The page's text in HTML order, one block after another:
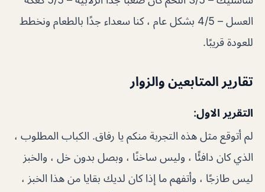
العسل – 4/5 بشكل عام ، كنا سعداء جدًا بالطعام ونخطط
للعودة قريبًا.
تقارير المتابعين والزوار
التقرير الاول:
لم أتوقع مثل هذه التجربة منكم يا رفاق. الكباب المطلوب ،
الذي كان دافئًا ، وليس ساخنًا ، وبصل بدون خل ، والخبز
ليس طازجًا ، وأتفهم ما إذا كان لديك بقايا من هذا الخبز ،